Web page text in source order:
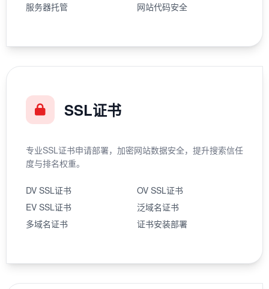
服务器托管
网站代码安全
SSL证书
专业SSL证书申请部署，加密网站数据安全，提升搜索信任
度与排名权重。
DV SSL证书
OV SSL证书
EV SSL证书
泛域名证书
多域名证书
证书安装部署